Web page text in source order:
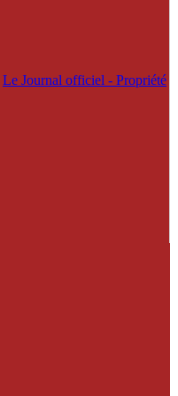
Le Journal officiel - Propriété